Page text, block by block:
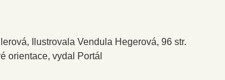
Ilustrovala Vendula Hegerová, 96 str.
orientace, vydal Portál